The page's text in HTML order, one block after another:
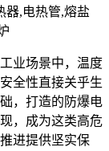
器,电热管,熔盐
业场景中，温度
全性直接关乎生
，打造的防爆电
，成为这类高危
进提供坚实保